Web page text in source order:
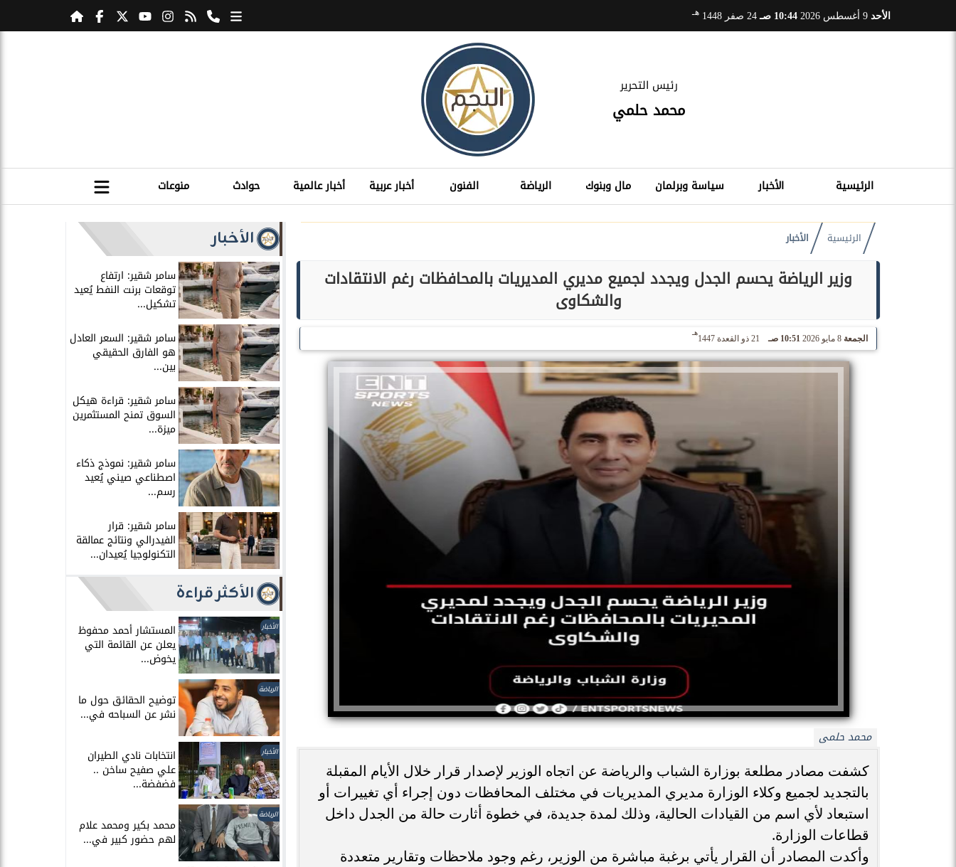
الأحد 10:44 صـ 24 صفر 1448 هـ
رئيس التحرير
محمد حلمي
الرئيسية الأخبار سياسة وبرلمان مال وبنوك الرياضة الفنون أخبار عربية أخبار عالمية حوادث منوعات
الرئيسية الأخبار
وزير الرياضة يحسم الجدل ويجدد لجميع مديري المديريات بالمحافظات رغم الانتقادات
والشكاوى
الجمعة 8 مايو 2026 10:51 صـ 21 ذو القعدة 1447
هـ
محمد حلمى
كشفت مصادر مطلعة بوزارة الشباب والرياضة عن اتجاه الوزير لإصدار قرار خلال الأيام المقبلة
بالتجديد لجميع وكلاء الوزارة مديري المديريات في مختلف المحافظات دون إجراء أي تغييرات أو
استبعاد لأي اسم من القيادات الحالية، وذلك لمدة جديدة، في خطوة أثارت حالة من الجدل داخل
قطاعات الوزارة.
وأكدت المصادر أن القرار يأتي برغبة مباشرة من الوزير، رغم وجود ملاحظات وتقارير متعددة
الأخبار
سامر شقير: ارتفاع
توقعات برنت النفط يُعيد
تشكيل...
سامر شقير: السعر العادل
هو الفارق الحقيقي
بين...
سامر شقير: قراءة هيكل
السوق تمنح المستثمرين
ميزة...
سامر شقير: نموذج ذكاء
اصطناعي صيني يُعيد
رسم...
سامر شقير: قرار
الفيدرالي ونتائج عمالقة
التكنولوجيا يُعيدان...
الأكثر قراءة
الأخبار المستشار أحمد محفوظ
يعلن عن القائمة التي
يخوض...
الرياضة
توضيح الحقائق حول ما
نشر عن السباحه في...
الأخبار انتخابات نادي الطيران
علي صفيح ساخن ..
فضفضة...
الرياضة
محمد بكير ومحمد علام
لهم حضور كبير في...